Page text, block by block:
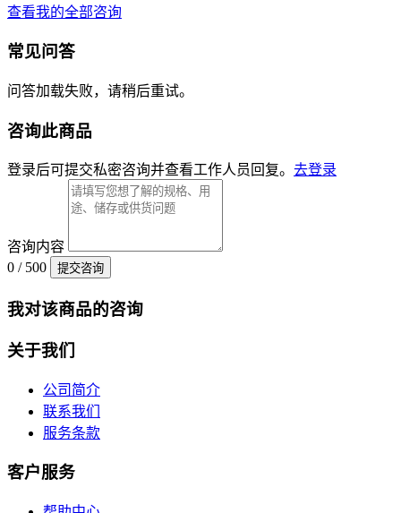
查看我的全部咨询
常见问答
问答加载失败，请稍后重试。
咨询此商品
登录后可提交私密咨询并查看工作人员回复。 去登录
咨询内容
0 / 500
提交咨询
我对该商品的咨询
关于我们
公司简介
联系我们
服务条款
客户服务